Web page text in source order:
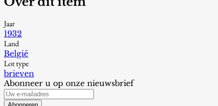
Jaar
1932
Land
België
Lot type
brieven
Abonneer u op onze nieuwsbrief